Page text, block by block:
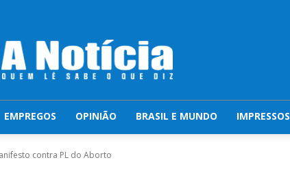
EMPREGOS OPINIÃO BRASIL E MUNDO IMPRESSOS
contra PL do Aborto